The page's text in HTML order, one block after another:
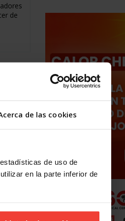
de las cookies
de uso de
en la parte inferior de
de
y
1